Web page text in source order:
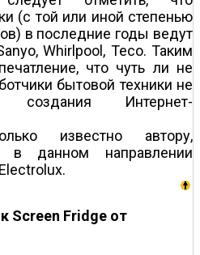
(с той или иной степенью
в последние годы ведут
Whirlpool, Teco. Таким
что чуть ли не
бытовой техники не
создания Интернет-
известно автору,
в данном направлении
Screen Fridge от